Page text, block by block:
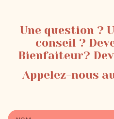
Une question ?
conseil ?
Bienfaiteur?
Appelez-nous